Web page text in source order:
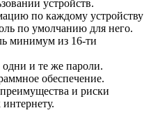
устройств.
по каждому устройству
по умолчанию для него.
минимум из 16-ти
одни и те же пароли.
обеспечение.
и риски